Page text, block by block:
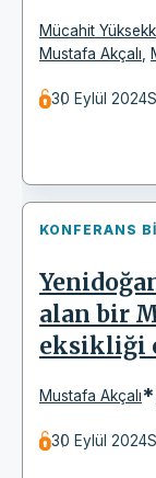
Mücahit
Mustafa Akçalı
30 Eylül 2024
KONFERANS
alan bir
eksikliği
Mustafa Akçalı*
30 Eylül 2024